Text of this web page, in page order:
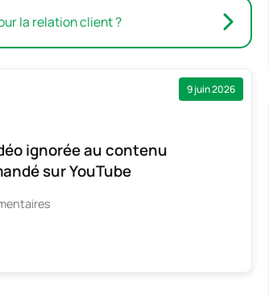
la relation client ?
9 juin 2026
ignorée au contenu
sur YouTube